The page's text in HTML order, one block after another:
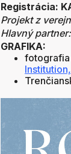
Registrácia:
Projekt z
Hlavný
GRAFIKA: